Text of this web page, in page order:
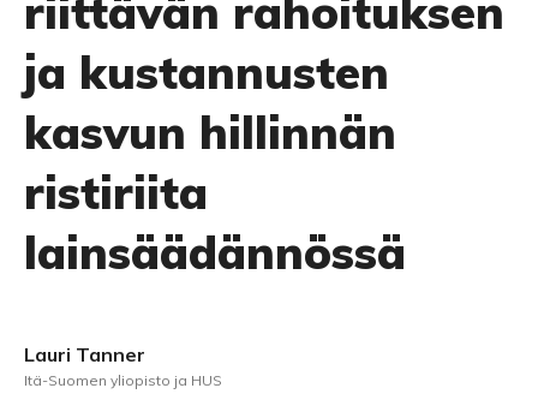
riittävän rahoituksen
ja kustannusten
kasvun hillinnän
ristiriita
lainsäädännössä
Lauri Tanner
Itä-Suomen yliopisto ja HUS